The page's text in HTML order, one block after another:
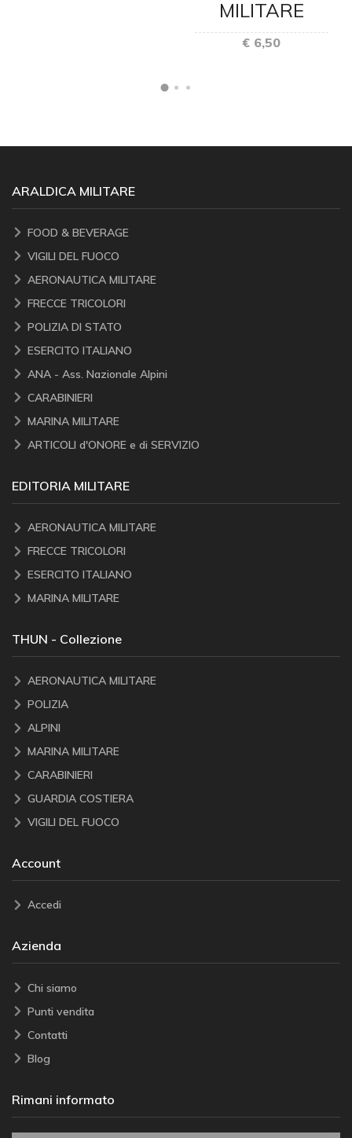
MILITARE
€ 6,50
ARALDICA MILITARE
FOOD & BEVERAGE
VIGILI DEL FUOCO
AERONAUTICA MILITARE
FRECCE TRICOLORI
POLIZIA DI STATO
ESERCITO ITALIANO
ANA - Ass. Nazionale Alpini
CARABINIERI
MARINA MILITARE
ARTICOLI d'ONORE e di SERVIZIO
EDITORIA MILITARE
AERONAUTICA MILITARE
FRECCE TRICOLORI
ESERCITO ITALIANO
MARINA MILITARE
THUN - Collezione
AERONAUTICA MILITARE
POLIZIA
ALPINI
MARINA MILITARE
CARABINIERI
GUARDIA COSTIERA
VIGILI DEL FUOCO
Account
Accedi
Azienda
Chi siamo
Punti vendita
Contatti
Blog
Rimani informato